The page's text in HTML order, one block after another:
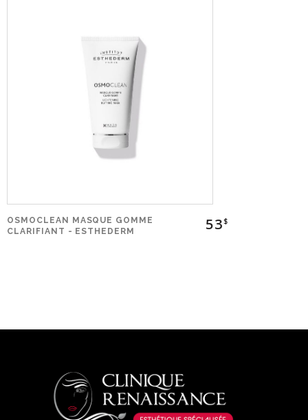
OSMOCLEAN MASQUE GOMME
CLARIFIANT - ESTHEDERM
53$